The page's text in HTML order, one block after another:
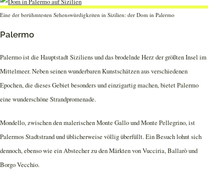
Eine der berühmtesten Sehenswürdigkeiten in Sizilien: der Dom in Palermo
Palermo
Palermo ist die Hauptstadt Siziliens und das brodelnde Herz der größten Insel im
Mittelmeer. Neben seinen wunderbaren Kunstschätzen aus verschiedenen
Epochen, die dieses Gebiet besonders und einzigartig machen, bietet Palermo
eine wunderschöne Strandpromenade.
Mondello, zwischen den malerischen Monte Gallo und Monte Pellegrino, ist
Palermos Stadtstrand und üblicherweise völlig überfüllt. Ein Besuch lohnt sich
dennoch, ebenso wie ein Abstecher zu den Märkten von Vucciria, Ballarò und
Borgo Vecchio.